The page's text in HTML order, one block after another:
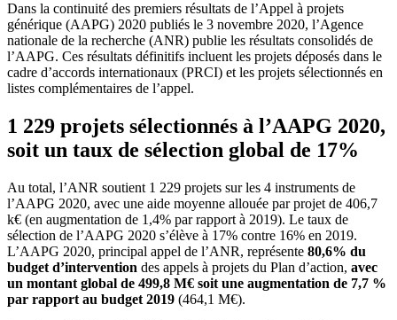
Dans la continuité des premiers résultats de l’Appel à projets
générique (AAPG) 2020 publiés le 3 novembre 2020, l’Agence
nationale de la recherche (ANR) publie les résultats consolidés de
l’AAPG. Ces résultats définitifs incluent les projets déposés dans le
cadre d’accords internationaux (PRCI) et les projets sélectionnés en
listes complémentaires de l’appel.
1 229 projets sélectionnés à l’AAPG 2020,
soit un taux de sélection global de 17%
Au total, l’ANR soutient 1 229 projets sur les 4 instruments de
l’AAPG 2020, avec une aide moyenne allouée par projet de 406,7
k€ (en augmentation de 1,4% par rapport à 2019). Le taux de
sélection de l’AAPG 2020 s’élève à 17% contre 16% en 2019.
L’AAPG 2020, principal appel de l’ANR, représente 80,6% du
budget d’intervention des appels à projets du Plan d’action, avec
un montant global de 499,8 M€ soit une augmentation de 7,7 %
par rapport au budget 2019 (464,1 M€).